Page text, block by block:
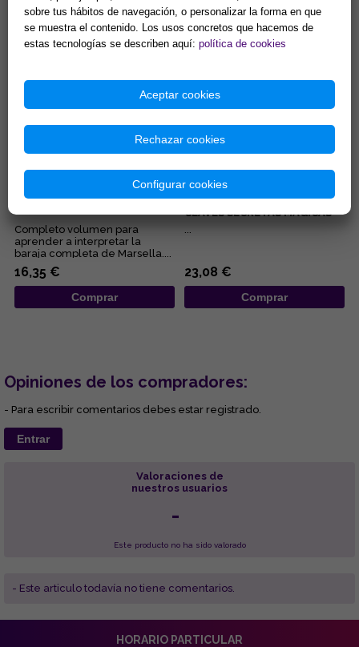
embarazo, de los negocios,
del pleito, de la salud... Éstas...
Comprar
manuales para iniciarnos en las
diferentes disciplinas
esotérica...
9,62 €
Comprar
EL TAROT DE MARSELLA, AL
DESCUBIERTO
Completo volumen para
aprender a interpretar la
baraja completa de Marsella....
16,35 €
Comprar
TAROT DE MARSELLA:
SIMBOLOGÍA DINÁMICA Y
CLAVES SECRETAS MÁGICAS
23,08 €
Comprar
Opiniones de los compradores:
- Para escribir comentarios debes estar registrado.
Entrar
Valoraciones de
nuestros usuarios
-
Este producto no ha sido valorado
- Este articulo todavía no tiene comentarios.
HORARIO PARTICULAR
sobre tus hábitos de navegación, o personalizar la forma en que
se muestra el contenido. Los usos concretos que hacemos de
estas tecnologías se describen aquí: política de cookies
Aceptar cookies
Rechazar cookies
Configurar cookies